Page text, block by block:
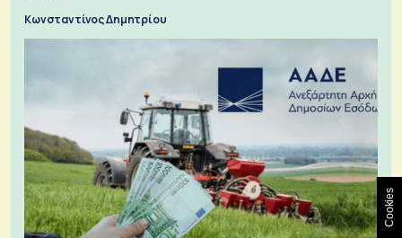
Κωνσταντίνος Δημητρίου
Cookies